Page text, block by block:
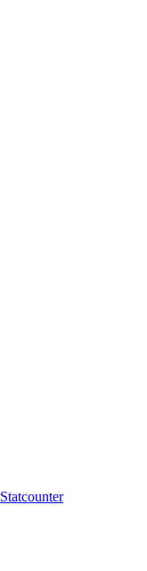
Statcounter